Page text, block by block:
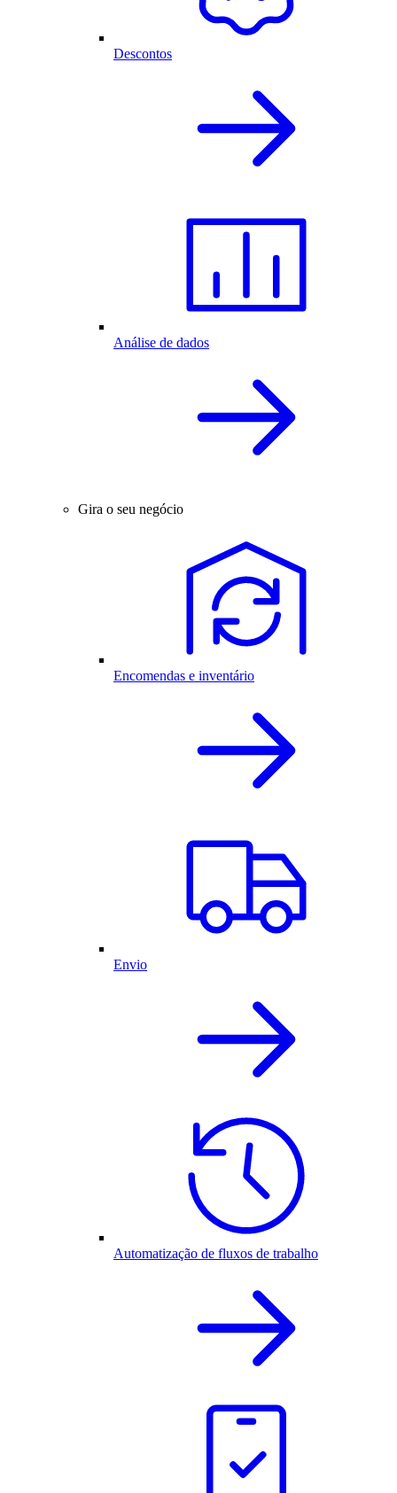
Descontos
Análise de dados
Gira o seu negócio
Encomendas e inventário
Envio
Automatização de fluxos de trabalho